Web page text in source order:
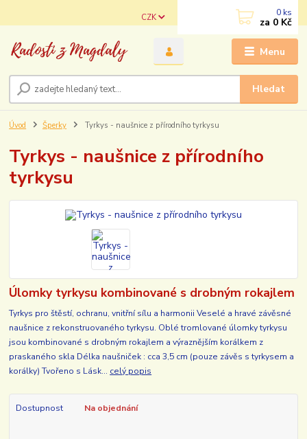
Menu
CZK
Hledat
0 ks
za 0 Kč
Úvod Šperky Tyrkys - naušnice z přírodního tyrkysu
Tyrkys - naušnice z přírodního
tyrkysu
Úlomky tyrkysu kombinované s drobným rokajlem
Tyrkys pro štěstí, ochranu, vnitřní sílu a harmonii Veselé a hravé závěsné
naušnice z rekonstruovaného tyrkysu. Oblé tromlované úlomky tyrkysu
jsou kombinované s drobným rokajlem a výraznějším korálkem z
praskaného skla Délka naušniček : cca 3,5 cm (pouze závěs s tyrkysem a
korálky) Tvořeno s Lásk... celý popis
Dostupnost Na objednání